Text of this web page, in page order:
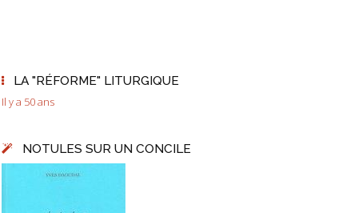
LA "RÉFORME" LITURGIQUE
Il y a 50 ans
NOTULES SUR UN CONCILE